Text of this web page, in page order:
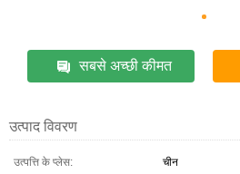
सबसे अच्छी कीमत
उत्पाद विवरण
उत्पत्ति के प्लेस:
चीन